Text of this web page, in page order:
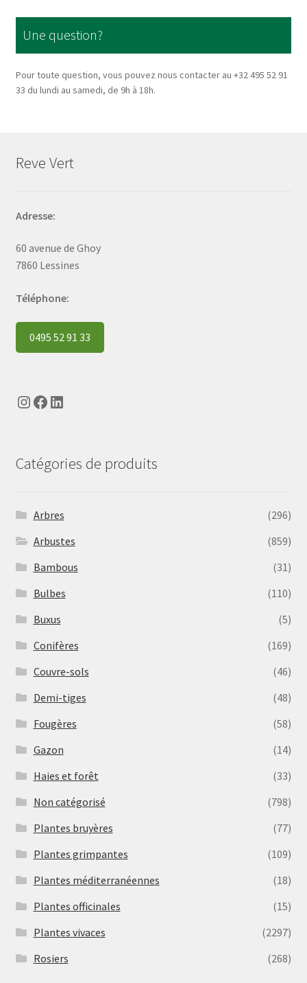
Une question?
Pour toute question, vous pouvez nous contacter au +32 495 52 91
33 du lundi au samedi, de 9h à 18h.
Reve Vert
Adresse:
60 avenue de Ghoy
7860 Lessines
Téléphone:
0495 52 91 33
Instagram
Facebook
LinkedIn
Catégories de produits
Arbres
(296)
Arbustes
(859)
Bambous
(31)
Bulbes
(110)
Buxus
(5)
Conifères
(169)
Couvre-sols
(46)
Demi-tiges
(48)
Fougères
(58)
Gazon
(14)
Haies et forêt
(33)
Non catégorisé
(798)
Plantes bruyères
(77)
Plantes grimpantes
(109)
Plantes méditerranéennes
(18)
Plantes officinales
(15)
Plantes vivaces
(2297)
Rosiers
(268)